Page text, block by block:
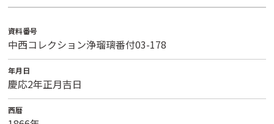
資料番号
中西コレクション浄瑠璃番付03-178
年月日
慶応2年正月吉日
西暦